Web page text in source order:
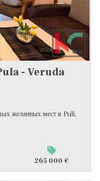
- Veruda
желанных мест в Puli,
265 000 €